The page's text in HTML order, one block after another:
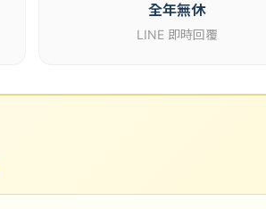
全年無休
LINE 即時回覆